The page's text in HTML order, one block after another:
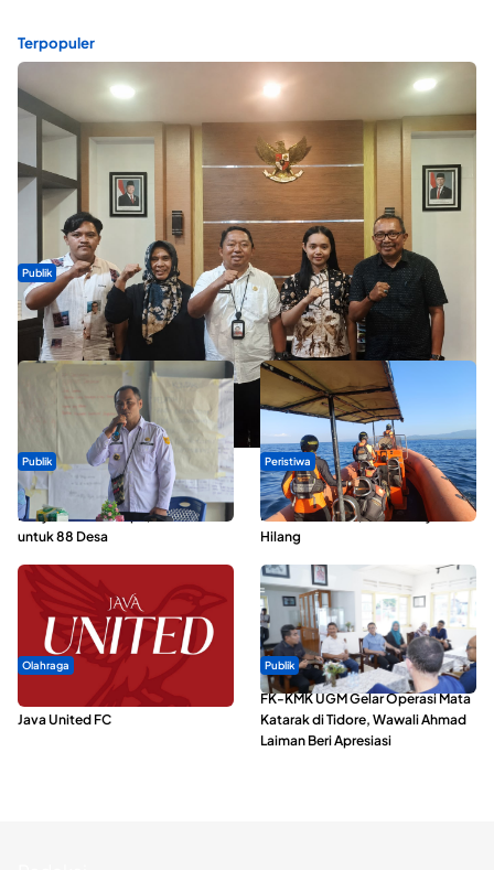
Terpopuler
Publik
Dua Talenta Muda Ternate Wakili Maluku Utara di Gita Bahana
Nusantara 2026
Publik
ABDESI Morotai Apresiasi
Penyaluran ADD Rp3,13 Miliar
untuk 88 Desa
Peristiwa
Dua Longboat Bertabrakan di
Perairan Taliabu, Satu Nelayan
Hilang
Olahraga
Dari Malut United Berubah Jadi
Java United FC
Publik
FK-KMK UGM Gelar Operasi Mata
Katarak di Tidore, Wawali Ahmad
Laiman Beri Apresiasi